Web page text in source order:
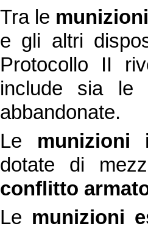
Tra le
e gli altri
Protocollo II
include sia le
abbandonate.
Le munizioni
dotate di
conflitto
Le munizioni